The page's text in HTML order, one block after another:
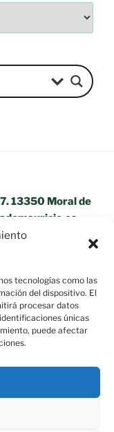
tecnologías como las
del dispositivo. El
procesar datos
únicas
puede afectar
13350 Moral de
a WordPress